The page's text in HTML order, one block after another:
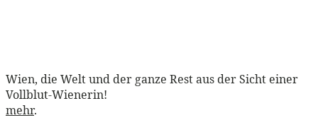
Wien, die Welt und der ganze Rest aus der Sicht einer
Vollblut-Wienerin!
mehr.